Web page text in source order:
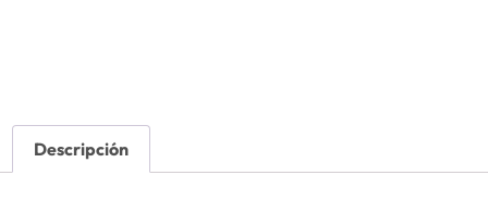
Descripción